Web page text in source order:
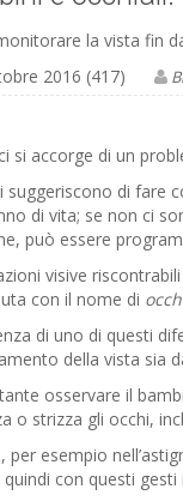
la vista fin
2016 (417)
si accorge di un
suggeriscono di fare
di vita; se non ci
può essere
visive
con il nome di
di uno di questi
della vista sia
osservare il
o strizza gli occhi,
per esempio
con questi